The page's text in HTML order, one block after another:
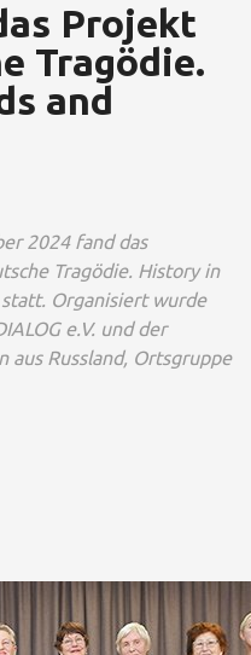
Projekt
Tragödie.
and
2024 fand das
Tragödie. History in
Organisiert wurde
e.V. und der
aus Russland, Ortsgruppe